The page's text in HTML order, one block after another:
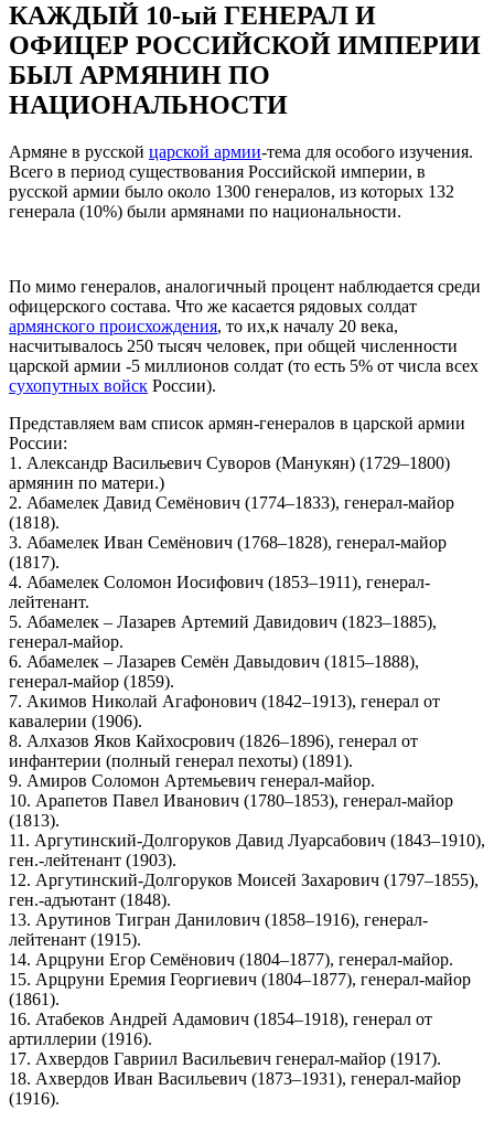
КАЖДЫЙ 10-ый ГЕНЕРАЛ И
ОФИЦЕР РОССИЙСКОЙ ИМПЕРИИ
БЫЛ АРМЯНИН ПО
НАЦИОНАЛЬНОСТИ
Армяне в русской царской армии-тема для особого изучения.
Всего в период существования Российской империи, в
русской армии было около 1300 генералов, из которых 132
генерала (10%) были армянами по национальности.
По мимо генералов, аналогичный процент наблюдается среди
офицерского состава. Что же касается рядовых солдат
армянского происхождения, то их,к началу 20 века,
насчитывалось 250 тысяч человек, при общей численности
царской армии -5 миллионов солдат (то есть 5% от числа всех
сухопутных войск России).
Представляем вам список армян-генералов в царской армии
России:
1. Александр Васильевич Суворов (Манукян) (1729–1800)
армянин по матери.)
2. Абамелек Давид Семёнович (1774–1833), генерал-майор
(1818).
3. Абамелек Иван Семёнович (1768–1828), генерал-майор
(1817).
4. Абамелек Соломон Иосифович (1853–1911), генерал-
лейтенант.
5. Абамелек – Лазарев Артемий Давидович (1823–1885),
генерал-майор.
6. Абамелек – Лазарев Семён Давыдович (1815–1888),
генерал-майор (1859).
7. Акимов Николай Агафонович (1842–1913), генерал от
кавалерии (1906).
8. Алхазов Яков Кайхосрович (1826–1896), генерал от
инфантерии (полный генерал пехоты) (1891).
9. Амиров Соломон Артемьевич генерал-майор.
10. Арапетов Павел Иванович (1780–1853), генерал-майор
(1813).
11. Аргутинский-Долгоруков Давид Луарсабович (1843–1910),
ген.-лейтенант (1903).
12. Аргутинский-Долгоруков Моисей Захарович (1797–1855),
ген.-адъютант (1848).
13. Арутинов Тигран Данилович (1858–1916), генерал-
лейтенант (1915).
14. Арцруни Егор Семёнович (1804–1877), генерал-майор.
15. Арцруни Еремия Георгиевич (1804–1877), генерал-майор
(1861).
16. Атабеков Андрей Адамович (1854–1918), генерал от
артиллерии (1916).
17. Ахвердов Гавриил Васильевич генерал-майор (1917).
18. Ахвердов Иван Васильевич (1873–1931), генерал-майор
(1916).